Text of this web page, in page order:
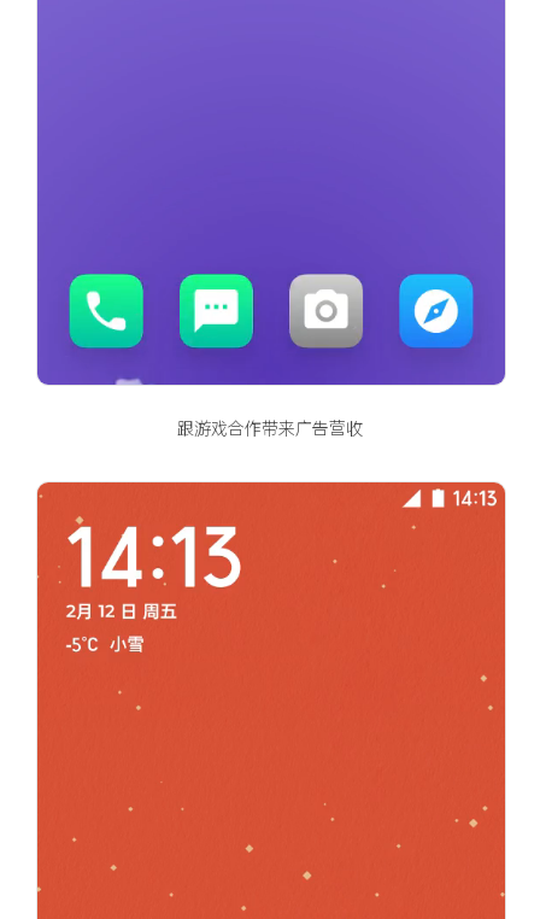
跟游戏合作带来广告营收